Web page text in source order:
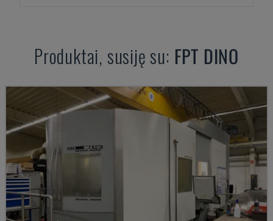
Produktai, susiję su: FPT DINO